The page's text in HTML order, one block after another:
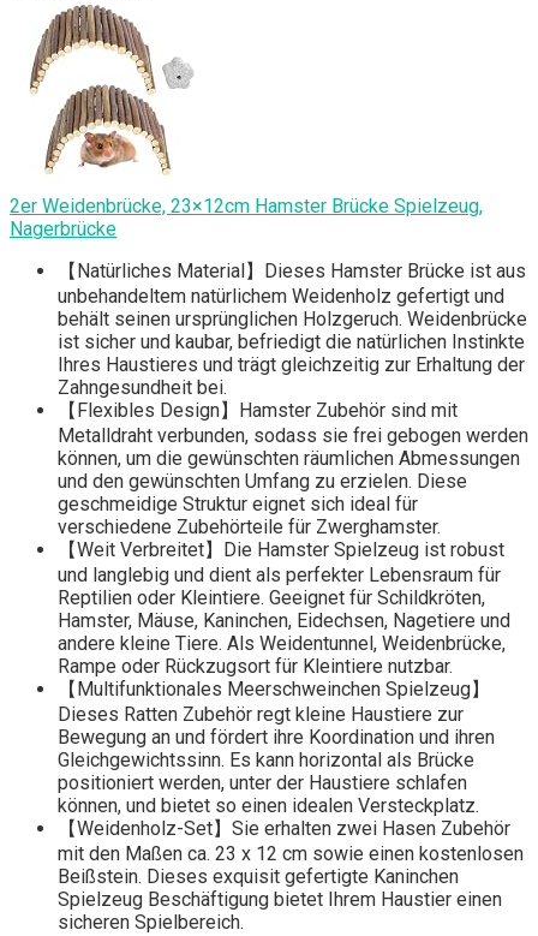
2er Weidenbrücke, 23×12cm Hamster Brücke Spielzeug,
Nagerbrücke
【Natürliches Material】Dieses Hamster Brücke ist aus
unbehandeltem natürlichem Weidenholz gefertigt und
behält seinen ursprünglichen Holzgeruch. Weidenbrücke
ist sicher und kaubar, befriedigt die natürlichen Instinkte
Ihres Haustieres und trägt gleichzeitig zur Erhaltung der
Zahngesundheit bei.
【Flexibles Design】Hamster Zubehör sind mit
Metalldraht verbunden, sodass sie frei gebogen werden
können, um die gewünschten räumlichen Abmessungen
und den gewünschten Umfang zu erzielen. Diese
geschmeidige Struktur eignet sich ideal für
verschiedene Zubehörteile für Zwerghamster.
【Weit Verbreitet】Die Hamster Spielzeug ist robust
und langlebig und dient als perfekter Lebensraum für
Reptilien oder Kleintiere. Geeignet für Schildkröten,
Hamster, Mäuse, Kaninchen, Eidechsen, Nagetiere und
andere kleine Tiere. Als Weidentunnel, Weidenbrücke,
Rampe oder Rückzugsort für Kleintiere nutzbar.
【Multifunktionales Meerschweinchen Spielzeug】
Dieses Ratten Zubehör regt kleine Haustiere zur
Bewegung an und fördert ihre Koordination und ihren
Gleichgewichtssinn. Es kann horizontal als Brücke
positioniert werden, unter der Haustiere schlafen
können, und bietet so einen idealen Versteckplatz.
【Weidenholz-Set】Sie erhalten zwei Hasen Zubehör
mit den Maßen ca. 23 x 12 cm sowie einen kostenlosen
Beißstein. Dieses exquisit gefertigte Kaninchen
Spielzeug Beschäftigung bietet Ihrem Haustier einen
sicheren Spielbereich.